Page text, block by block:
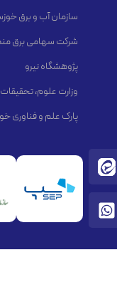
سازمان آب و برق
شرکت سهامی برق
پژوهشگاه نیرو
وزارت علوم،
پارک علم و فناوری